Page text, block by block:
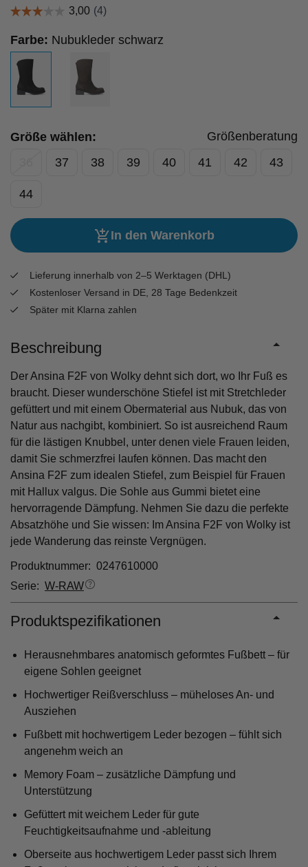
Farbe: Nubukleder schwarz
Größe wählen:
Größenberatung
37 38 39 40 41 42 43
44
In den Warenkorb
Lieferung innerhalb von 2–5 Werktagen (DHL)
Kostenloser Versand in DE, 28 Tage Bedenkzeit
Später mit Klarna zahlen
Beschreibung
Der Ansina F2F von Wolky dehnt sich dort, wo Ihr Fuß es
braucht. Dieser wunderschöne Stiefel ist mit Stretchleder
gefüttert und mit einem Obermaterial aus Nubuk, das von
Natur aus nachgibt, kombiniert. So ist ausreichend Raum
für die lästigen Knubbel, unter denen viele Frauen leiden,
damit Sie schmerzfrei laufen können. Das macht den
Ansina F2F zum idealen Stiefel, zum Beispiel für Frauen
mit Hallux valgus. Die Sohle aus Gummi bietet eine
hervorragende Dämpfung. Nehmen Sie dazu die perfekte
Absatzhöhe und Sie wissen: Im Ansina F2F von Wolky ist
jede Wanderung das reinste Vergnügen.
Produktnummer: 0247610000
Serie: W-RAW
Produktspezifikationen
Herausnehmbares anatomisch geformtes Fußbett – für
eigene Sohlen geeignet
Hochwertiger Reißverschluss – müheloses An- und
Ausziehen
Fußbett mit hochwertigem Leder bezogen – fühlt sich
angenehm weich an
Memory Foam – zusätzliche Dämpfung und
Unterstützung
Gefüttert mit weichem Leder für gute
Feuchtigkeitsaufnahme und -ableitung
Oberseite aus hochwertigem Leder passt sich Ihrem